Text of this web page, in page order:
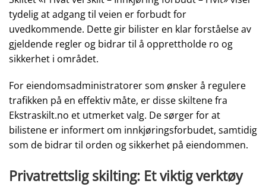
tydelig at adgang til veien er forbudt for
uvedkommende. Dette gir bilister en klar forståelse av
gjeldende regler og bidrar til å opprettholde ro og
sikkerhet i området.
For eiendomsadministratorer som ønsker å regulere
trafikken på en effektiv måte, er disse skiltene fra
Ekstraskilt.no et utmerket valg. De sørger for at
bilistene er informert om innkjøringsforbudet, samtidig
som de bidrar til orden og sikkerhet på eiendommen.
Privatrettslig skilting: Et viktig verktøy